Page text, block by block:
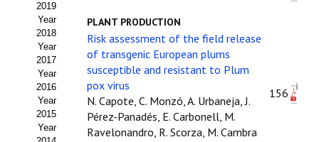
Presentación ITEA
Equipo Editorial
Leer revista ITEA
Directrices para autores/as
Políticas Editoriales
2019
Year
2018
Year
2017
Year
2016
Year
2015
Year
PLANT PRODUCTION
Risk assessment of the field release
of transgenic European plums
susceptible and resistant to Plum
pox virus
N. Capote, C. Monzó, A. Urbaneja, J.
Pérez-Panadés, E. Carbonell, M.
Ravelonandro, R. Scorza, M. Cambra
156